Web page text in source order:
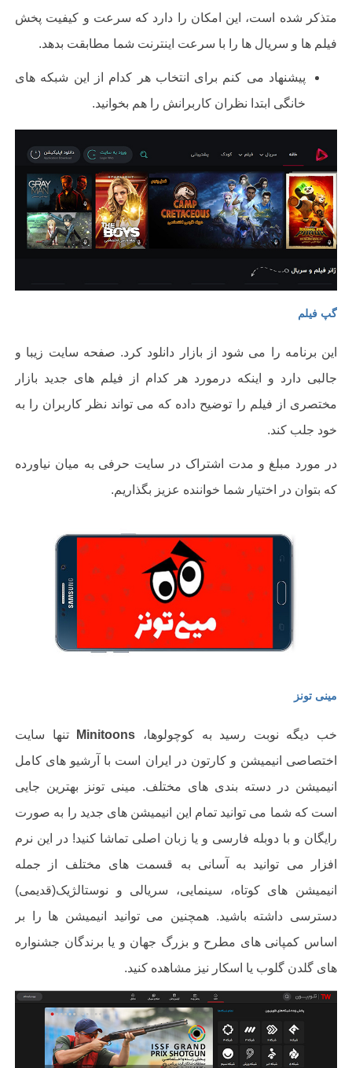
متذکر شده است، این امکان را دارد که سرعت و کیفیت پخش
فیلم ها و سریال ها را با سرعت اینترنت شما مطابقت بدهد.
پیشنهاد می کنم برای انتخاب هر کدام از این شبکه های
خانگی ابتدا نظران کاربرانش را هم بخوانید.
گپ فیلم
این برنامه را می شود از بازار دانلود کرد. صفحه سایت زیبا و
جالبی دارد و اینکه درمورد هر کدام از فیلم های جدید بازار
مختصری از فیلم را توضیح داده که می تواند نظر کاربران را به
خود جلب کند.
در مورد مبلغ و مدت اشتراک در سایت حرفی به میان نیاورده
که بتوان در اختیار شما خواننده عزیز بگذاریم.
مینی تونز
خب دیگه نوبت رسید به کوچولوها، Minitoons
تنها سایت
اختصاصی انیمیشن و کارتون در ایران است با آرشیو های کامل
انیمیشن در دسته بندی های مختلف. مینی تونز بهترین جایی
است که شما می توانید تمام این انیمیشن های جدید را به صورت
رایگان و با دوبله فارسی و یا زبان اصلی تماشا کنید! در این نرم
افزار می توانید به آسانی به قسمت های مختلف از جمله
انیمیشن های کوتاه، سینمایی، سریالی و نوستالژیک(قدیمی)
دسترسی داشته باشید. همچنین می توانید انیمیشن ها را بر
اساس کمپانی های مطرح و بزرگ جهان و یا برندگان جشنواره
های گلدن گلوب یا اسکار نیز مشاهده کنید.